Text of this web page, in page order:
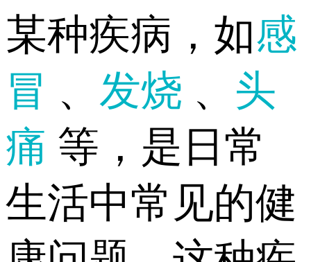
某种疾病，如感
冒 、 发烧 、 头
痛 等，是日常
生活中常见的健